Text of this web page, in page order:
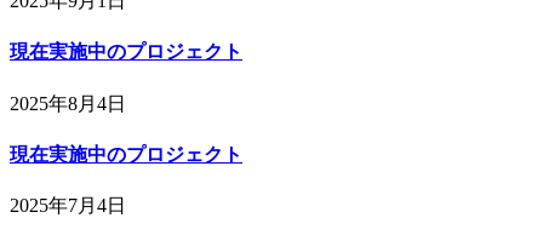
現在実施中のプロジェクト
2025年8月4日
現在実施中のプロジェクト
2025年7月4日